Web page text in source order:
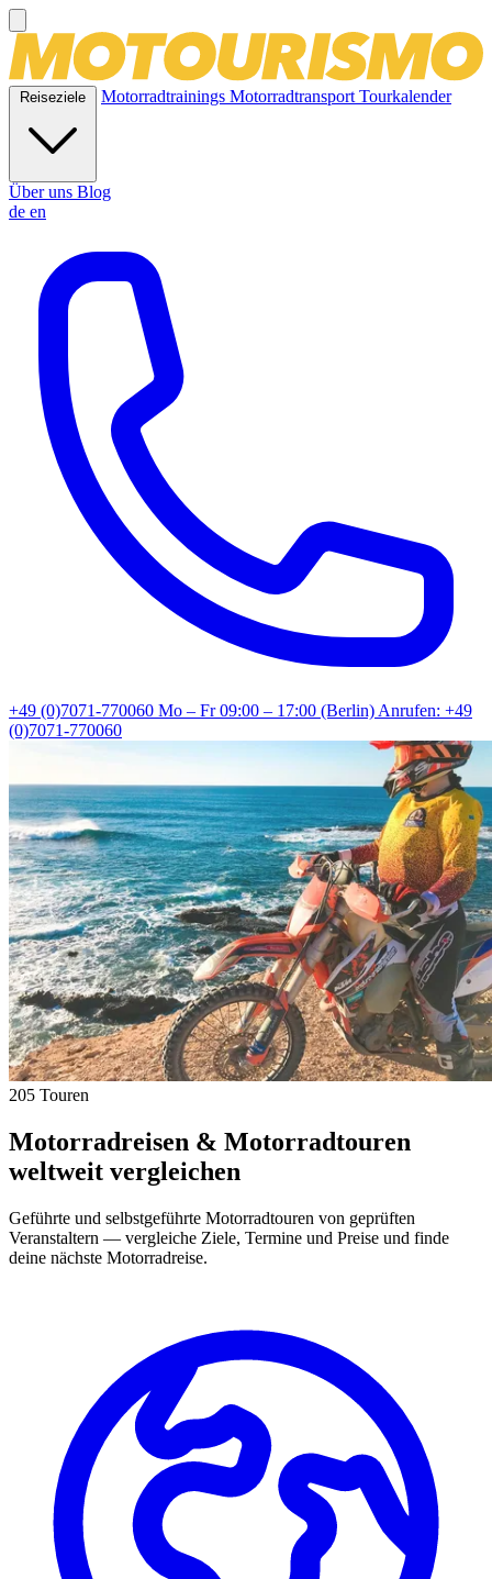
Reiseziele Motorradtrainings MotorradtransportTourkalender
Über uns Blog
de en
+49 (0)7071-770060 Mo – Fr 09:00 – 17:00 (Berlin)Anrufen: +49
(0)7071-770060
205 Touren
Motorradreisen & Motorradtouren
weltweit vergleichen
Geführte und selbstgeführte Motorradtouren von geprüften
Veranstaltern — vergleiche Ziele, Termine und Preise und finde
deine nächste Motorradreise.